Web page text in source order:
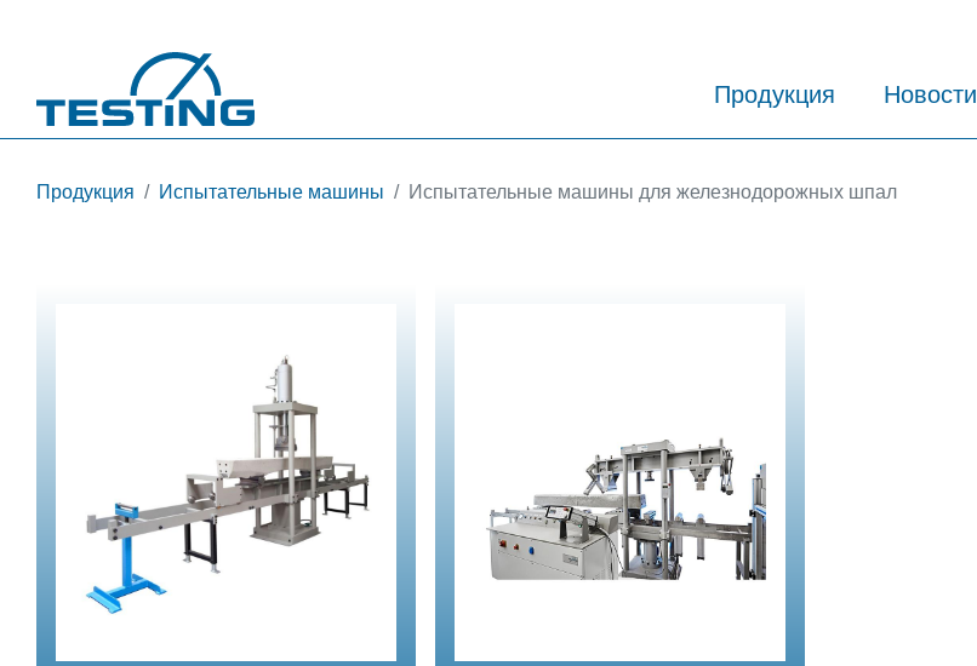
Продукция Новости
Продукция Испытательные машины Испытательные машины для железнодорожных шпал